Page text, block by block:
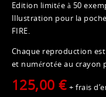
Edition limitée à 50
Illustration pour la
FIRE.
Chaque reproduction
et numérotée au crayon
125,00 € + frais